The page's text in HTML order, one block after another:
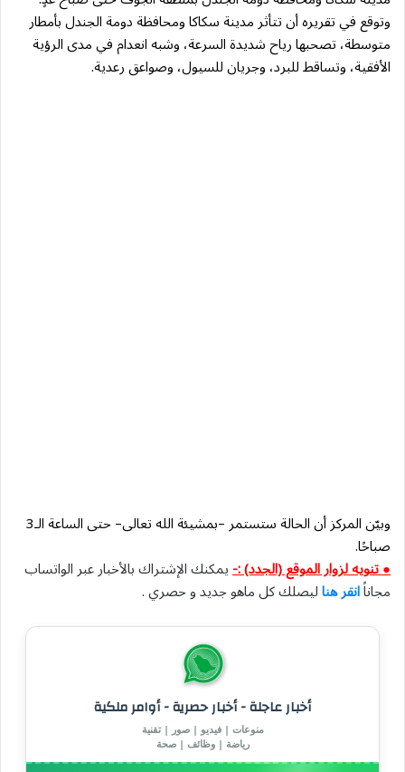
وتوقع في تقريره أن تتأثر مدينة سكاكا ومحافظة دومة الجندل بأمطار
متوسطة، تصحبها رياح شديدة السرعة، وشبه انعدام في مدى الرؤية
الأفقية، وتساقط للبرد، وجريان للسيول، وصواعق رعدية.
وبيّن المركز أن الحالة ستستمر –بمشيئة الله تعالى– حتى الساعة الـ3
صباحًا.
● تنويه لزوار الموقع (الجدد) :-يمكنك الإشتراك بالأخبار عبر الواتساب
مجاناًانقر هناليصلك كل ماهو جديد و حصري .
أخبار عاجلة - أخبار حصرية - أوامر ملكية
منوعات | فيديو | صور | تقنية
رياضة | وظائف | صحة